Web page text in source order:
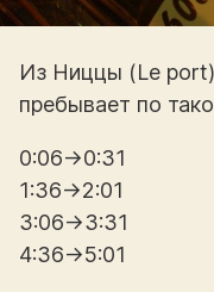
Из Ниццы (Le
пребывает по
0:06→0:31
1:36→2:01
3:06→3:31
4:36→5:01